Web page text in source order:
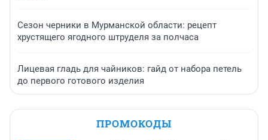
Сезон черники в Мурманской области: рецепт
хрустящего ягодного штруделя за полчаса
Лицевая гладь для чайников: гайд от набора петель
до первого готового изделия
ПРОМОКОДЫ